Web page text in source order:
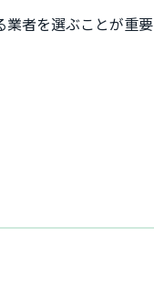
業者を選ぶことが重要